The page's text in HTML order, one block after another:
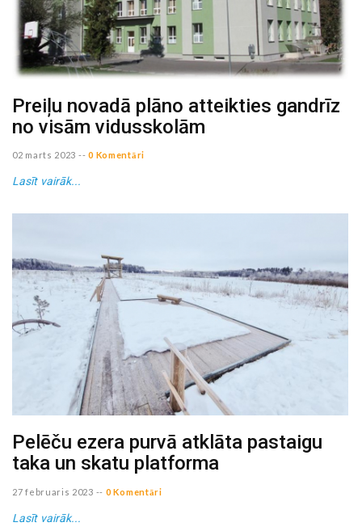
Preiļu novadā plāno atteikties gandrīz
no visām vidusskolām
02 marts 2023 -- 0 Komentāri
Lasīt vairāk...
Pelēču ezera purvā atklāta pastaigu
taka un skatu platforma
27 februaris 2023 -- 0 Komentāri
Lasīt vairāk...